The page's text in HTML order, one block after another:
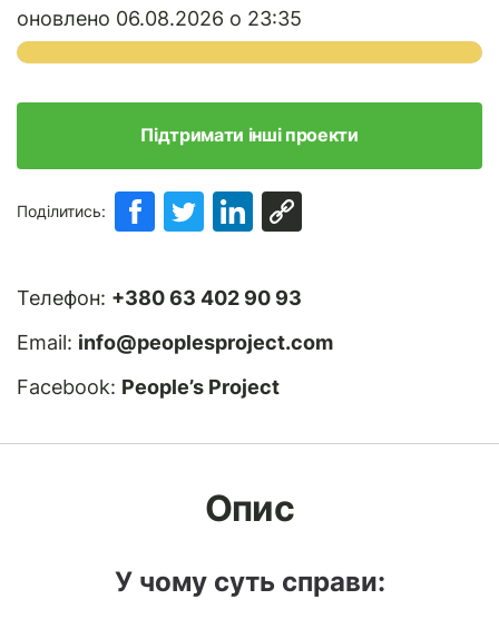
оновлено 06.08.2026 о 23:35
Підтримати інші проекти
Поділитись:
Телефон: +380 63 402 90 93
Email: info@peoplesproject.com
Facebook: People’s Project
Опис
У чому суть справи: